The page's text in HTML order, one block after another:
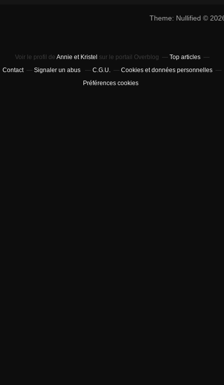
Theme: Nullified ©
Voir le profil de Annie et Kristel sur le portail Overblog
Top articles
Contact
Signaler un abus C.G.U.
Cookies et données personnelles
Préférences cookies